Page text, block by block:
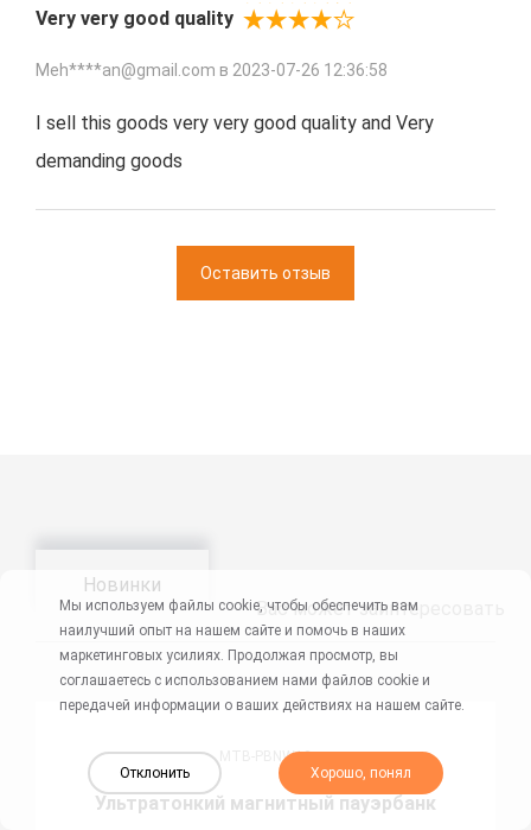
Very very good quality
Meh****an@gmail.com в 2023-07-26 12:36:58
I sell this goods very very good quality and Very
demanding goods
Оставить отзыв
Новинки
Вас может заинтересовать
MTB-PBNW12
Ультратонкий магнитный пауэрбанк
Мы используем файлы cookie, чтобы обеспечить вам
наилучший опыт на нашем сайте и помочь в наших
маркетинговых усилиях. Продолжая просмотр, вы
соглашаетесь с использованием нами файлов cookie и
передачей информации о ваших действиях на нашем сайте.
Отклонить Хорошо, понял